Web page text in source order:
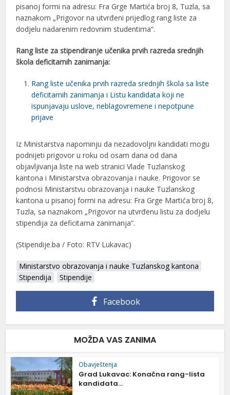
pisanoj formi na adresu: Fra Grge Martića broj 8, Tuzla, sa
naznakom „Prigovor na utvrđeni prijedlog rang liste za
dodjelu nadarenim redovnim studentima“.
Rang liste za stipendiranje učenika prvih razreda srednjih
škola deficitarnih zanimanja:
Rang liste učenika prvih razreda srednjih škola sa liste
deficitarnih zanimanja i Listu kandidata koji ne
ispunjavaju uslove, neblagovremene i nepotpune
prijave
Iz Ministarstva napominju da nezadovoljni kandidati mogu
podnijeti prigovor u roku od osam dana od dana
objavljivanja liste na web stranici Vlade Tuzlanskog
kantona i Ministarstva obrazovanja i nauke. Prigovor se
podnosi Ministarstvu obrazovanja i nauke Tuzlanskog
kantona u pisanoj formi na adresu: Fra Grge Martića broj 8,
Tuzla, sa naznakom „Prigovor na utvrđenu listu za dodjelu
stipendija za deficitarna zanimanja“.
(Stipendije.ba / Foto: RTV Lukavac)
Ministarstvo obrazovanja i nauke Tuzlanskog kantona
Stipendija
Stipendije
Facebook
MOŽDA VAS ZANIMA
Obavještenja
Grad Lukavac: Konačna rang-lista
kandidata...